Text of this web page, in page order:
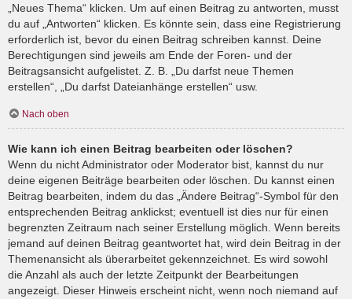
„Neues Thema“ klicken. Um auf einen Beitrag zu antworten, musst
du auf „Antworten“ klicken. Es könnte sein, dass eine Registrierung
erforderlich ist, bevor du einen Beitrag schreiben kannst. Deine
Berechtigungen sind jeweils am Ende der Foren- und der
Beitragsansicht aufgelistet. Z. B. „Du darfst neue Themen
erstellen“, „Du darfst Dateianhänge erstellen“ usw.
Nach oben
Wie kann ich einen Beitrag bearbeiten oder löschen?
Wenn du nicht Administrator oder Moderator bist, kannst du nur
deine eigenen Beiträge bearbeiten oder löschen. Du kannst einen
Beitrag bearbeiten, indem du das „Ändere Beitrag“-Symbol für den
entsprechenden Beitrag anklickst; eventuell ist dies nur für einen
begrenzten Zeitraum nach seiner Erstellung möglich. Wenn bereits
jemand auf deinen Beitrag geantwortet hat, wird dein Beitrag in der
Themenansicht als überarbeitet gekennzeichnet. Es wird sowohl
die Anzahl als auch der letzte Zeitpunkt der Bearbeitungen
angezeigt. Dieser Hinweis erscheint nicht, wenn noch niemand auf